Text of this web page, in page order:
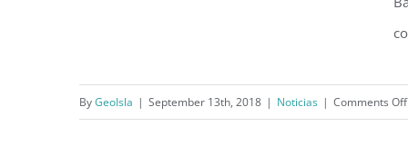
Registro Nacional de Lugares
Históricos
ByGeoIsla | September 13th, 2018 | Noticias | Comments Off